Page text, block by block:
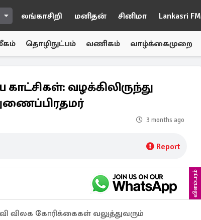
லங்காசிறி மனிதன் சினிமா Lankasri FM
தொழிநுட்பம் வணிகம் வாழ்க்கைமுறை
காட்சிகள்: வழக்கிலிருந்து
3 months ago
Report
விளம்பரம்
விலக கோரிக்கைகள் வலுத்துவரும்